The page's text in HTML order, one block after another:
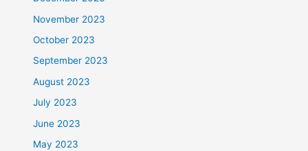
November 2023
October 2023
September 2023
August 2023
July 2023
June 2023
May 2023